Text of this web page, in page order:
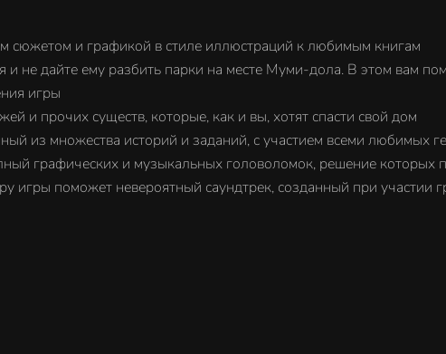
сюжетом и графикой в стиле иллюстраций к любимым книгам
и не дайте ему разбить парки на месте Муми-дола. В этом вам
игры
и прочих существ, которые, как и вы, хотят спасти свой дом
из множества историй и заданий, с участием всеми любимых
графических и музыкальных головоломок, решение которых
игры поможет невероятный саундтрек, созданный при участии